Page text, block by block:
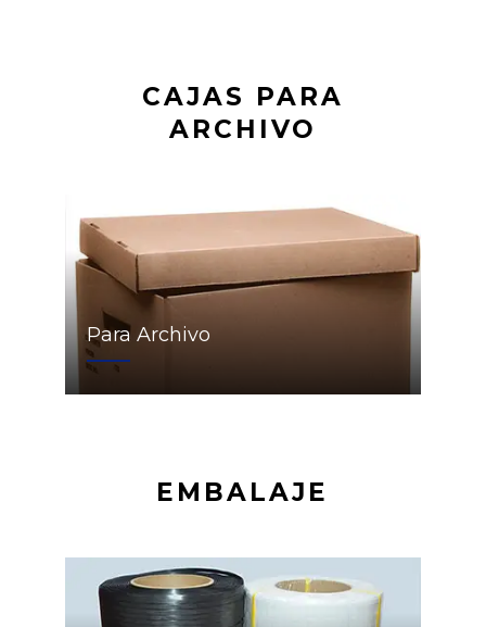
CAJAS PARA
ARCHIVO
Para Archivo
EMBALAJE